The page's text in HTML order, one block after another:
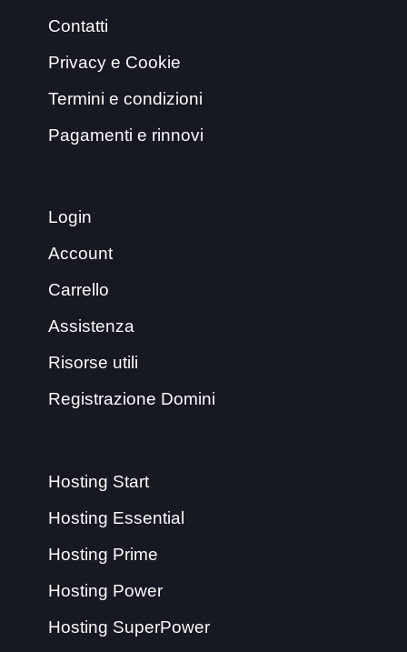
Contatti
Privacy e Cookie
Termini e condizioni
Pagamenti e rinnovi
Login
Account
Carrello
Assistenza
Risorse utili
Registrazione Domini
Hosting Start
Hosting Essential
Hosting Prime
Hosting Power
Hosting SuperPower